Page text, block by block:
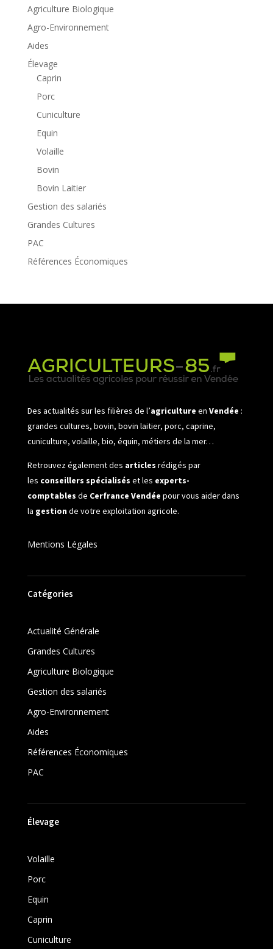
Agriculture Biologique
Agro-Environnement
Aides
Élevage
Caprin
Porc
Cuniculture
Equin
Volaille
Bovin
Bovin Laitier
Gestion des salariés
Grandes Cultures
PAC
Références Économiques
Des actualités sur les filières de l’agriculture en Vendée :
grandes cultures, bovin, bovin laitier, porc, caprine,
cuniculture, volaille, bio, équin, métiers de la mer…
Retrouvez également des articles rédigés par
les conseillers spécialisés et les experts-
comptables de Cerfrance Vendée pour vous aider dans
la gestionde votre exploitation agricole.
Mentions Légales
Catégories
Actualité Générale
Grandes Cultures
Agriculture Biologique
Gestion des salariés
Agro-Environnement
Aides
Références Économiques
PAC
Élevage
Volaille
Porc
Equin
Caprin
Cuniculture